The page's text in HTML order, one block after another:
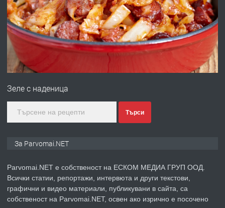
Войвода"
преди 1 година
ПРЕДЛАГА
Монтажник на малки детайли за
преди 1 година
ПРЕДЛАГА
Продавам апартамент - гр.
Зеле с наденица
Търси
За Parvomai.NET
Parvomai.NET е собственост на ЕСКОМ МЕДИА ГРУП ООД.
Всички статии, репортажи, интервюта и други текстови,
графични и видео материали, публикувани в сайта, са
собственост на Parvomai.NET, освен ако изрично е посочено